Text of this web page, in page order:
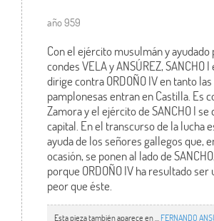
año 959
Con el ejército musulmán y ayudado
condes VELA y ANSÚREZ, SANCHO
dirige contra ORDOÑO IV en tanto
pamplonesas entran en Castilla. Es
Zamora y el ejército de SANCHO I se
capital. En el transcurso de la lucha
ayuda de los señores gallegos que,
ocasión, se ponen al lado de
porque ORDOÑO IV ha resultado ser
peor que éste.
Esta pieza también aparece en ... FERNANDO